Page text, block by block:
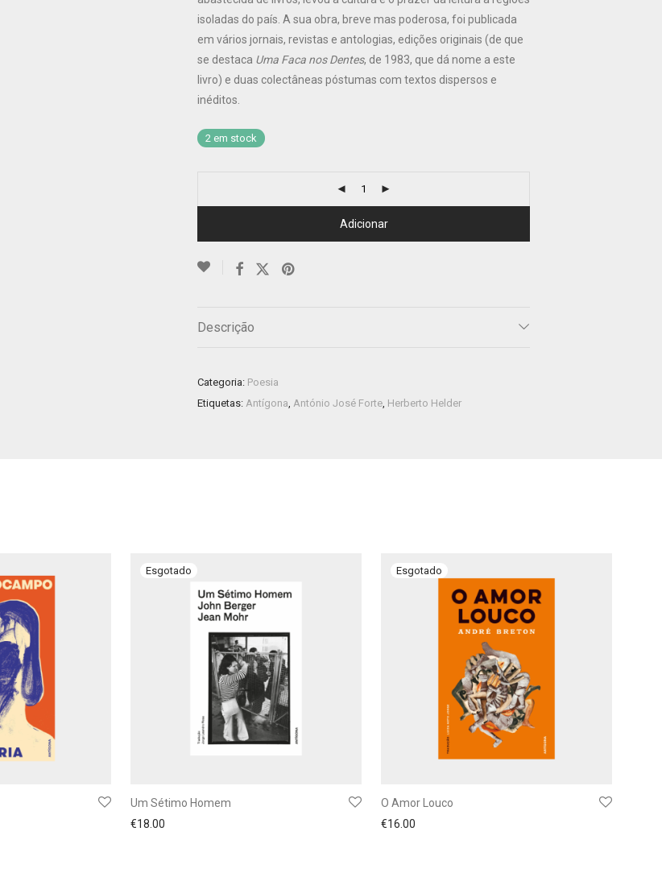
isoladas do país. A sua obra, breve mas poderosa, foi publicada
em vários jornais, revistas e antologias, edições originais (de que
se destaca Uma Faca nos Dentes, de 1983, que dá nome a este
livro) e duas colectâneas póstumas com textos dispersos e
inéditos.
2 em stock
Adicionar
Descrição
Categoria: Poesia
Etiquetas: Antígona, António José Forte, Herberto Helder
Um Sétimo Homem
€18.00
O Amor Louco
€16.00